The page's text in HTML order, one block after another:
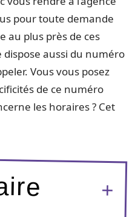
pour toute demande
au plus près de ces
aussi du numéro
Vous vous posez
de ce numéro
les horaires ? Cet